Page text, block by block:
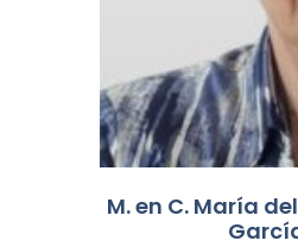
M. en C. María